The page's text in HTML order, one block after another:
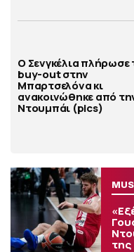
Ο Σενγκέλια πλήρωσε
buy-out στην
Μπαρτσελόνα κι
ανακοινώθηκε από
Ντουμπάι (pics)
της